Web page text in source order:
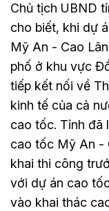
Chủ tịch UBND
cho biết, khi dự
Mỹ An - Cao
phố ở khu vực
tiếp kết nối về
kinh tế của cả
cao tốc. Tỉnh đã
cao tốc Mỹ An -
khai thi công
với dự án cao
vào khai thác